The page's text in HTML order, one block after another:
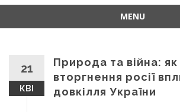
MENU
21
КВІ
Природа та війна: як
вторгнення росії
довкілля України